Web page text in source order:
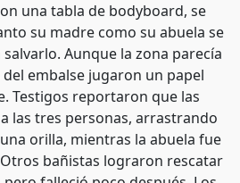
una tabla de bodyboard, se
su madre como su abuela se
Aunque la zona parecía
embalse jugaron un papel
Testigos reportaron que las
las tres personas, arrastrando
orilla, mientras la abuela fue
bañistas lograron rescatar